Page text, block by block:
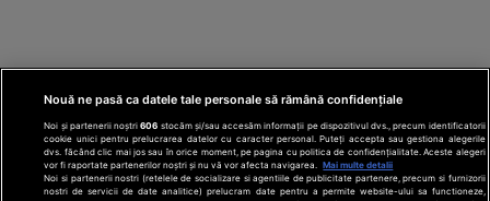
Nouă ne pasă ca datele tale personale să rămână confidențiale
Noi și partenerii noștri606 stocăm și/sau accesăm informații pe dispozitivul dvs., precum identificatorii
cookie unici pentru prelucrarea datelor cu caracter personal. Puteți accepta sau gestiona alegerile
dvs. făcând clic mai jos sau în orice moment, pe pagina cu politica de confidențialitate. Aceste alegeri
vor fi raportate partenerilor noștri și nu vă vor afecta navigarea.
Mai multe detalii
Noi si partenerii nostri (retelele de socializare si agentiile de publicitate partenere, precum si furnizorii
nostri de servicii de date analitice) prelucram date pentru a permite website-ului sa functioneze,